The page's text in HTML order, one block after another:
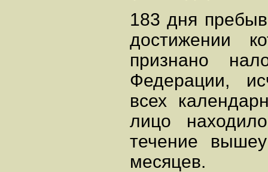
183 дня
достижении
признано
Федерации,
всех
лицо
течение
месяцев.